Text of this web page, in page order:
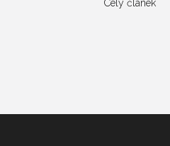
Celý článek